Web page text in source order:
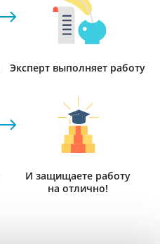
Эксперт выполняет работу
И защищаете работу
на отлично!